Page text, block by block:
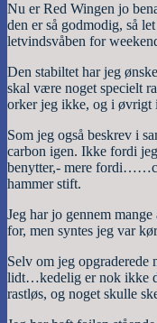
Nu er Red Wingen jo
den er så godmodig, så
letvindsvåben for
Den stabiltet har jeg
skal være noget specielt
orker jeg ikke, og i øvrigt
Som jeg også beskrev i
carbon igen. Ikke fordi
benytter,- mere
hammer stift.
Jeg har jo gennem
for, men syntes jeg var
Selv om jeg opgraderede
lidt…kedelig er nok ikke
rastløs, og noget skulle